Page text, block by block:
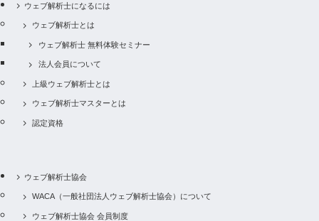
ウェブ解析士になるには
ウェブ解析士とは
ウェブ解析士 無料体験セミナー
法人会員について
上級ウェブ解析士とは
ウェブ解析士マスターとは
認定資格
ウェブ解析士協会
WACA（一般社団法人ウェブ解析士協会）について
ウェブ解析士協会 会員制度